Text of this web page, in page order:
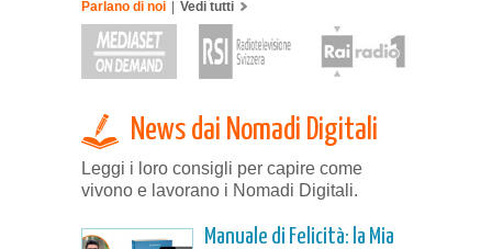
Parlano di noi | Vedi tutti
News dai Nomadi Digitali
Leggi i loro consigli per capire come
vivono e lavorano i Nomadi Digitali.
Manuale di Felicità: la Mia